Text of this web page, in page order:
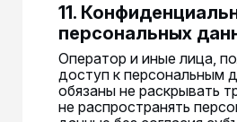
11.
персональных
Оператор и иные лица,
доступ к персональным
обязаны не раскрывать
не распространять